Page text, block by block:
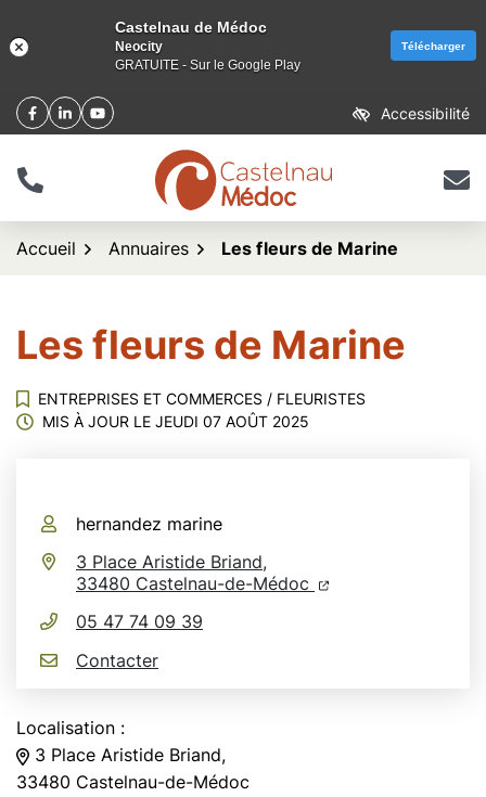
Aller
au
Facebook
(ouverture dans un nouvel onglet)
Linkedin
(ouverture dans un nouvel onglet)
YouTube
(ouverture dans un nouvel onglet) Accessibilité
Tél. logo Castelnau de
Accueil Annuaires Les fleurs de Marine
Les fleurs de Marine
ENTREPRISES ET COMMERCES / FLEURISTES
MIS À JOUR LE JEUDI 07 AOÛT 2025
hernandez marine
3 Place Aristide Briand,
33480 Castelnau-de-Médoc (ouverture dans un
(ouverture dans
05 47 74 09 39
Contacter
Localisation :
3 Place Aristide Briand,
33480 Castelnau-de-Médoc
Castelnau de Médoc
Neocity
GRATUITE - Sur le Google Play
Télécharger